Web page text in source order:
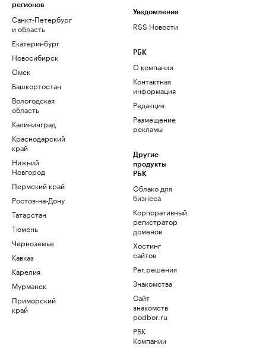
регионов
Санкт-Петербург
и область
Екатеринбург
Новосибирск
Омск
Башкортостан
Вологодская
область
Калининград
Краснодарский
край
Нижний
Новгород
Пермский край
Ростов-на-Дону
Татарстан
Тюмень
Черноземье
Кавказ
Карелия
Мурманск
Приморский
край
Уведомления
RSS Новости
РБК
О компании
Контактная
информация
Редакция
Размещение
рекламы
Другие
продукты
РБК
Облако для
бизнеса
Корпоративный
регистратор
доменов
Хостинг
сайтов
Рег.решения
Знакомства
Сайт
знакомств
podbor.ru
РБК
Компании